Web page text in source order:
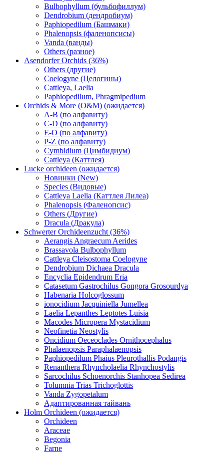
Bulbophyllum (бульбофиллум)
Dendrobium (дендробиум)
Paphiopedilum (Башмаки)
Phalenopsis (фаленопсисы)
Vanda (ванды)
Others (разное)
Asendorfer Orchids (36%)
Others (другие)
Coelogyne (Целогины)
Cattleya, Laelia
Paphiopedilum, Phragmipedium
Orchids & More (O&M) (ожидается)
A-B (по алфавиту)
C-D (по алфавиту)
E-O (по алфавиту)
P-Z (по алфавиту)
Cymbidium (Цимбидиум)
Cattleya (Каттлея)
Lucke orchideen (ожидается)
Новинки (New)
Species (Видовые)
Cattleya Laelia (Каттлея Лилеа)
Phalenopsis (Фаленопсис)
Others (Другие)
Dracula (Дракула)
Schwerter Orchideenzucht (36%)
Aerangis Angraecum Aerides
Brassavola Bulbophyllum
Cattleya Cleisostoma Coelogyne
Dendrobium Dichaea Dracula
Encyclia Epidendrum Eria
Catasetum Gastrochilus Gongora Grosourdya
Habenaria Holcoglossum
ionocidium Jacquiniella Jumellea
Laelia Lepanthes Leptotes Luisia
Macodes Micropera Mystacidium
Neofinetia Neostylis
Oncidium Oeceoclades Ornithocephalus
Phalaenopsis Paraphalaenopsis
Paphiopedilum Phaius Pleurothallis Podangis
Renanthera Rhyncholaelia Rhynchostylis
Sarcochilus Schoenorchis Stanhopea Sedirea
Tolumnia Trias Trichoglottis
Vanda Zygopetalum
Адаптированная тайвань
Holm Orchideen (ожидается)
Orchideen
Araceae
Begonia
Farne